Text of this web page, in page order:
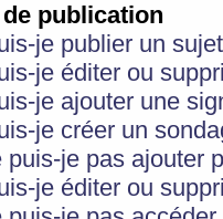
publication
je publier un
je éditer ou
je ajouter une
je créer un
puis-je pas ajouter
je éditer ou